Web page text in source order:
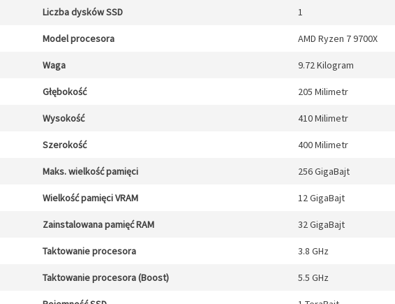
Liczba dysków SSD 1
Model procesora AMD Ryzen 7 9700X
Waga 9.72 Kilogram
Głębokość 205 Milimetr
Wysokość 410 Milimetr
Szerokość 400 Milimetr
Maks. wielkość pamięci 256 GigaBajt
Wielkość pamięci VRAM 12 GigaBajt
Zainstalowana pamięć RAM 32 GigaBajt
Taktowanie procesora 3.8 GHz
Taktowanie procesora (Boost) 5.5 GHz